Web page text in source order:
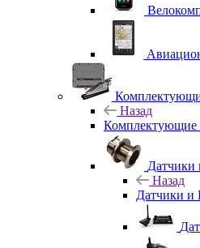
Назад
Комплектующие
Датчики
Назад
Датчики и